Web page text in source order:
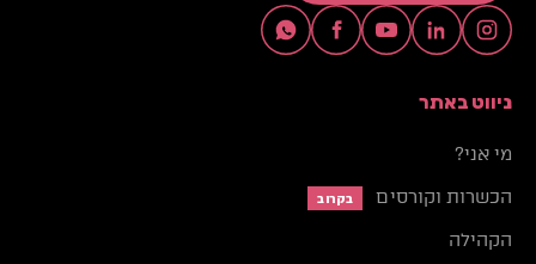
ניווט באתר
מי אני?
הכשרות וקורסים
בקרוב
הקהילה